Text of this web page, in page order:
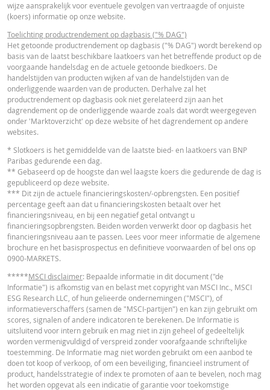
ESSENTIËLE BELEGGERSINFORMATIEDOCUMENTATIE
Essentiële
Beleggersinformatiedocument (NL)
PDF
RECENTE KOERSINFORMATIE
Latest Product Quotes
wijze aansprakelijk voor eventuele gevolgen van vertraagde of onjuiste
(koers) informatie op onze website.
Toelichting productrendement op dagbasis ("% DAG")
Het getoonde productrendement op dagbasis ("% DAG") wordt berekend op
basis van de laatst beschikbare laatkoers van het betreffende product op de
voorgaande handelsdag en de actuele getoonde biedkoers. De
handelstijden van producten wijken af van de handelstijden van de
onderliggende waarden van de producten. Derhalve zal het
productrendement op dagbasis ook niet gerelateerd zijn aan het
dagrendement op de onderliggende waarde zoals dat wordt weergegeven
onder 'Marktoverzicht' op deze website of het dagrendement op andere
websites.
* Slotkoers is het gemiddelde van de laatste bied- en laatkoers van BNP
Paribas gedurende een dag.
** Gebaseerd op de hoogste dan wel laagste koers die gedurende de dag is
gepubliceerd op deze website.
*** Dit zijn de actuele financieringskosten/-opbrengsten. Een positief
percentage geeft aan dat u financieringskosten betaalt over het
financieringsniveau, en bij een negatief getal ontvangt u
financieringsopbrengsten. Beiden worden verwerkt door op dagbasis het
financieringsniveau aan te passen. Lees voor meer informatie de algemene
brochure en het basisprospectus en definitieve voorwaarden of bel ons op
0900-MARKETS.
*****MSCI disclaimer: Bepaalde informatie in dit document ("de
Informatie") is afkomstig van en belast met copyright van MSCI Inc., MSCI
ESG Research LLC, of hun gelieerde ondernemingen ("MSCI"), of
informatieverschaffers (samen de "MSCI-partijen") en kan zijn gebruikt om
scores, signalen of andere indicatoren te berekenen. De Informatie is
uitsluitend voor intern gebruik en mag niet in zijn geheel of gedeeltelijk
worden vermenigvuldigd of verspreid zonder voorafgaande schriftelijke
toestemming. De Informatie mag niet worden gebruikt om een aanbod te
doen tot koop of verkoop, of om een beveiliging, financieel instrument of
product, handelsstrategie of index te promoten of aan te bevelen, noch mag
het worden opgevat als een indicatie of garantie voor toekomstige